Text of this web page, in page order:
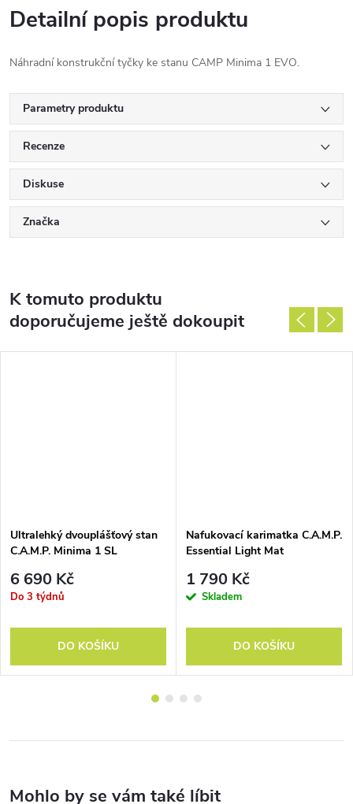
Detailní popis produktu
Náhradní konstrukční tyčky ke stanu CAMP Minima 1 EVO.
Parametry produktu
Recenze
Diskuse
Značka
K tomuto produktu
doporučujeme ještě dokoupit
Ultralehký dvouplášťový stan
C.A.M.P. Minima 1 SL
6 690 Kč
Do 3 týdnů
DO KOŠÍKU
Nafukovací karimatka C.A.M.P.
Essential Light Mat
1 790 Kč
Skladem
DO KOŠÍKU